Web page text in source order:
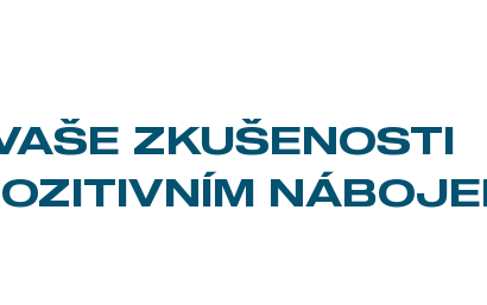
ZKUŠENOSTI